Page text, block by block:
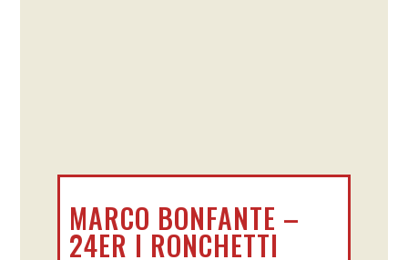
MARCO BONFANTE –
24ER I RONCHETTI